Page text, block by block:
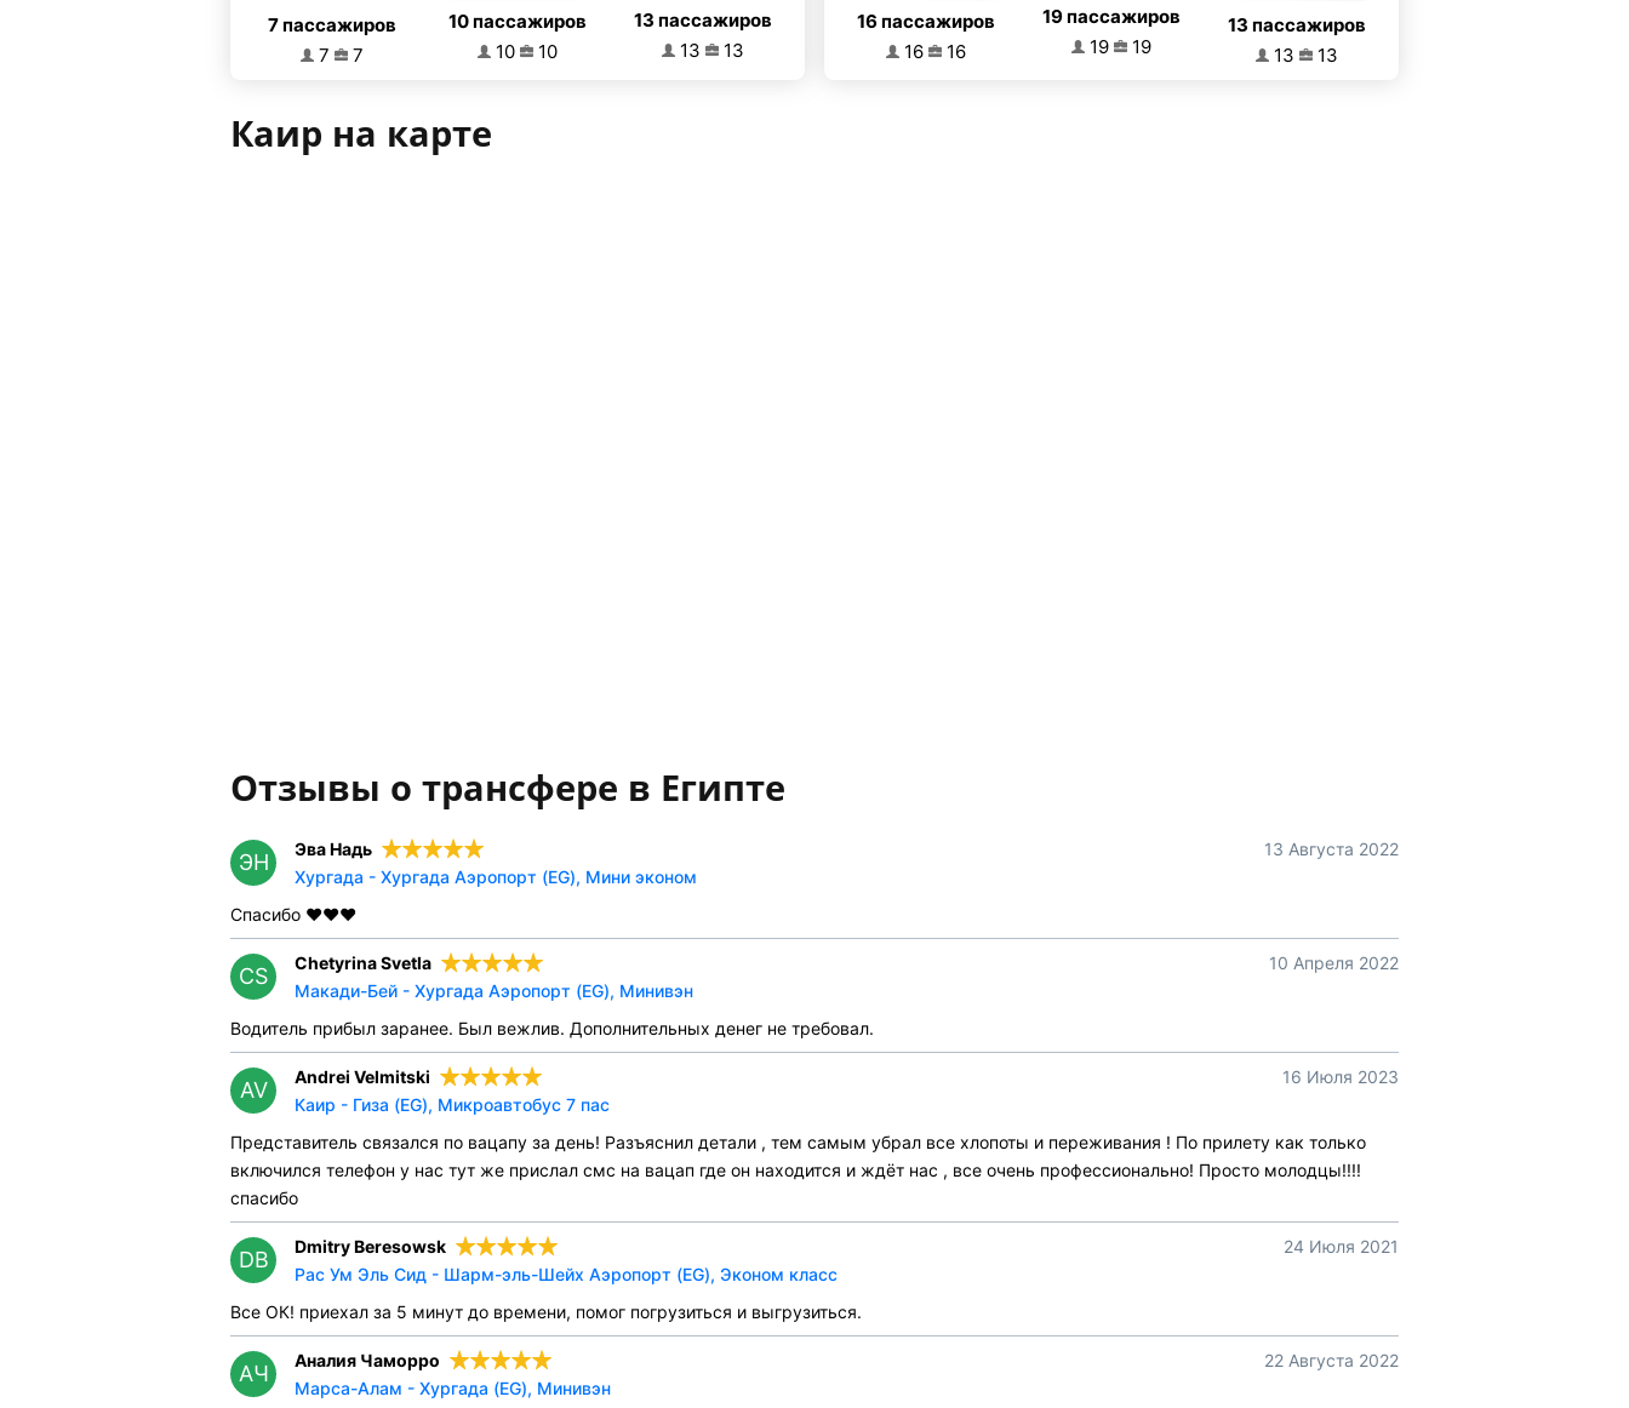
7 пассажиров
7
7
10 пассажиров
10
10
13 пассажиров
13
13
16 пассажиров
16
16
19 пассажиров
19
19
13 пассажиров
13
13
Каир на карте
Отзывы о трансфере в Египте
ЭН
Эва Надь
13 Августа 2022
Хургада - Хургада Аэропорт (EG), Мини эконом
Спасибо ❤️❤️❤️
CS
Chetyrina Svetla
10 Апреля 2022
Макади-Бей - Хургада Аэропорт (EG), Минивэн
Водитель прибыл заранее. Был вежлив. Дополнительных денег не требовал.
AV
Andrei Velmitski
16 Июля 2023
Каир - Гиза (EG), Микроавтобус 7 пас
Представитель связался по вацапу за день! Разъяснил детали , тем самым убрал все хлопоты и переживания ! По прилету как только
включился телефон у нас тут же прислал смс на вацап где он находится и ждёт нас , все очень профессионально! Просто молодцы!!!!
спасибо
DB
Dmitry Beresowsk
24 Июля 2021
Рас Ум Эль Сид - Шарм-эль-Шейх Аэропорт (EG), Эконом класс
Все ОК! приехал за 5 минут до времени, помог погрузиться и выгрузиться.
АЧ
Аналия Чаморро
22 Августа 2022
Марса-Алам - Хургада (EG), Минивэн